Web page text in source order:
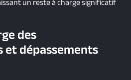
un reste à charge significatif
des
dépassements